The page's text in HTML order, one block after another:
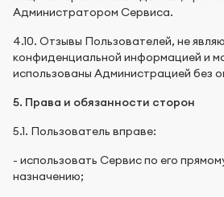
Администратором Сервиса.
4.10. Отзывы Пользователей, не
конфиденциальной информацией и
использованы Администрацией без
5. Права и обязанности сторон
5.1. Пользователь вправе:
- использовать Сервис по его
назначению;